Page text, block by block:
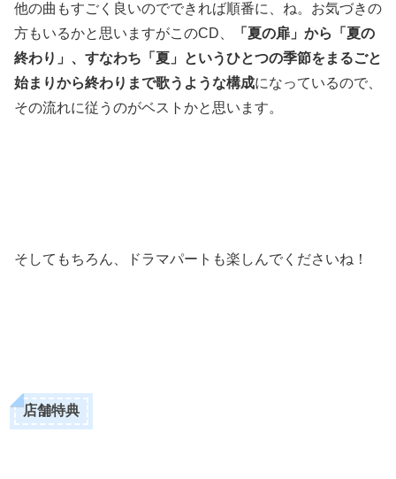
他の曲もすごく良いのでできれば順番に、ね。お気づきの
方もいるかと思いますがこのCD、
「夏の扉」から「夏の
終わり」、すなわち「夏」というひとつの季節をまるごと
始まりから終わりまで歌うような構成になっているので、
その流れに従うのがベストかと思います。
そしてもちろん、ドラマパートも楽しんでくださいね！
店舗特典